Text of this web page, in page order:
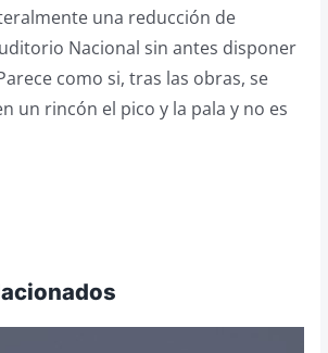
una reducción de
Nacional sin antes disponer
como si, tras las obras, se
un rincón el pico y la pala y no es